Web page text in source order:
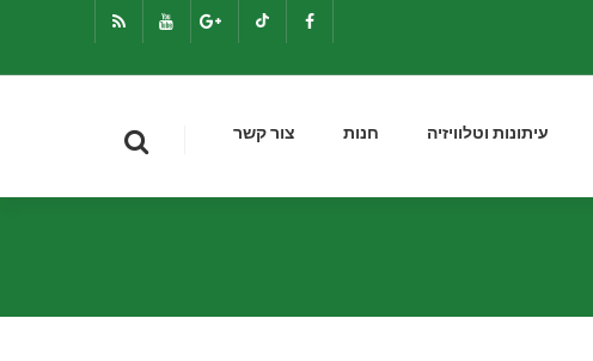
עיתונות וטלוויזיה חנות צור קשר